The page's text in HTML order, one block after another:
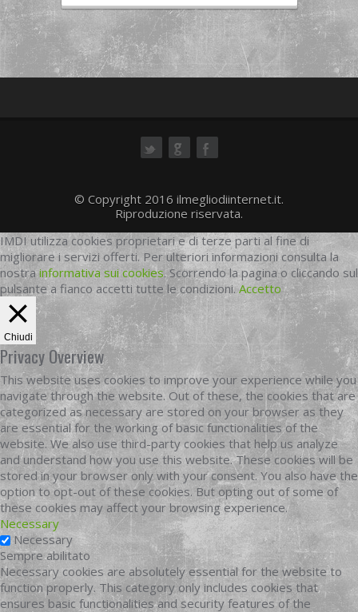
© Copyright 2016 ilmegliodiinternet.it.
Riproduzione riservata.
IMDI utilizza cookies proprietari e di terze parti al fine di
migliorare i servizi offerti. Per ulteriori informazioni consulta la
nostrainformativa sui cookies. Scorrendo la pagina o cliccando sul
pulsante a fianco accetti tutte le condizioni.Accetto
Chiudi
Privacy Overview
This website uses cookies to improve your experience while you
navigate through the website. Out of these, the cookies that are
categorized as necessary are stored on your browser as they
are essential for the working of basic functionalities of the
website. We also use third-party cookies that help us analyze
and understand how you use this website. These cookies will be
stored in your browser only with your consent. You also have the
option to opt-out of these cookies. But opting out of some of
these cookies may affect your browsing experience.
Necessary
Necessary
Sempre abilitato
Necessary cookies are absolutely essential for the website to
function properly. This category only includes cookies that
ensures basic functionalities and security features of the